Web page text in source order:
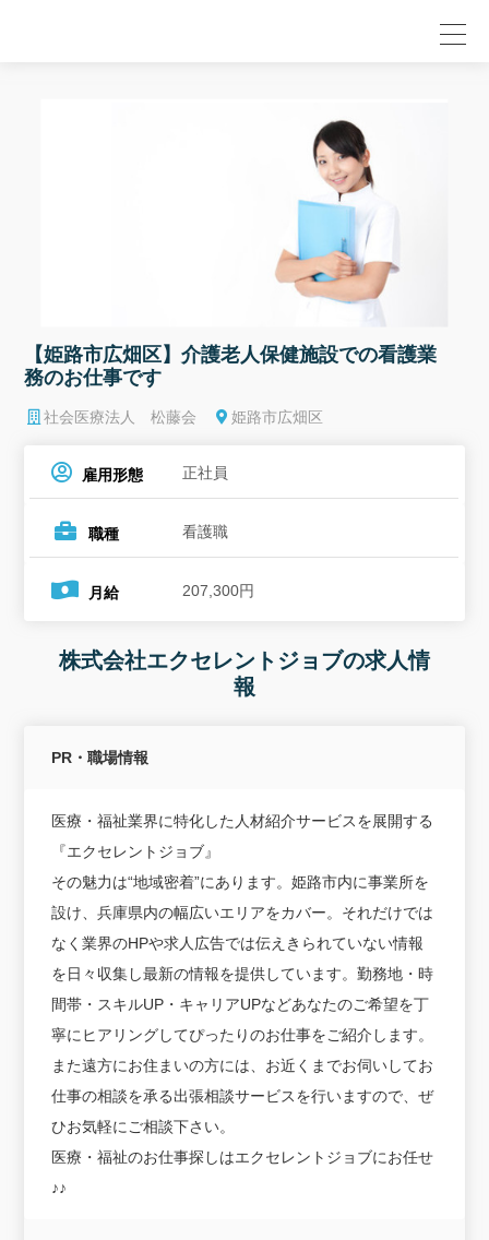
【姫路市広畑区】介護老人保健施設での看護業
務のお仕事です
社会医療法人 松藤会 姫路市広畑区
雇用形態 正社員
職種 看護職
月給 207,300円
株式会社エクセレントジョブの求人情
報
PR・職場情報
医療・福祉業界に特化した人材紹介サービスを展開する
『エクセレントジョブ』
その魅力は“地域密着”にあります。姫路市内に事業所を
設け、兵庫県内の幅広いエリアをカバー。それだけでは
なく業界のHPや求人広告では伝えきられていない情報
を日々収集し最新の情報を提供しています。勤務地・時
間帯・スキルUP・キャリアUPなどあなたのご希望を丁
寧にヒアリングしてぴったりのお仕事をご紹介します。
また遠方にお住まいの方には、お近くまでお伺いしてお
仕事の相談を承る出張相談サービスを行いますので、ぜ
ひお気軽にご相談下さい。
医療・福祉のお仕事探しはエクセレントジョブにお任せ
♪♪